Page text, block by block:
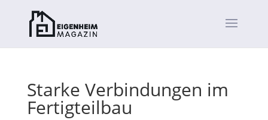
Starke Verbindungen im
Fertigteilbau